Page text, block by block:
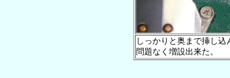
しっかりと奥まで挿し
問題なく増設出来た。